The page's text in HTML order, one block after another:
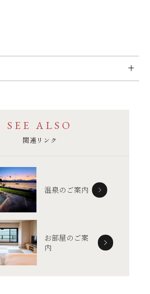
関連リンク
SEE ALSO
温泉のご案内
お部屋のご案
内